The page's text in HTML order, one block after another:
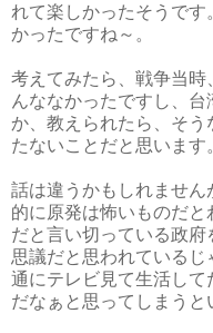
れて楽しかったそうで
かったですね～。
考えてみたら、戦争当
んななかったですし、
か、教えられたら、そ
たないことだと思います
話は違うかもしれませ
的に原発は怖いものだ
だと言い切っている政
思議だと思われている
通にテレビ見て生活し
だなぁと思ってしまうと